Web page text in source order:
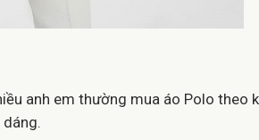
anh em thường mua áo Polo theo